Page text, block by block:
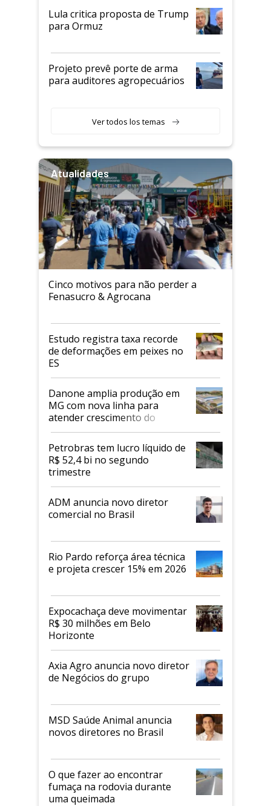
Lula critica proposta de Trump
para Ormuz
Projeto prevê porte de arma
para auditores agropecuários
Ver todos los temas
Atualidades
Cinco motivos para não perder a
Fenasucro & Agrocana
Estudo registra taxa recorde
de deformações em peixes no
ES
Danone amplia produção em
MG com nova linha para
atender crescimento do
mercado de alimentos
proteicos
Petrobras tem lucro líquido de
R$ 52,4 bi no segundo
trimestre
ADM anuncia novo diretor
comercial no Brasil
Rio Pardo reforça área técnica
e projeta crescer 15% em 2026
Expocachaça deve movimentar
R$ 30 milhões em Belo
Horizonte
Axia Agro anuncia novo diretor
de Negócios do grupo
MSD Saúde Animal anuncia
novos diretores no Brasil
O que fazer ao encontrar
fumaça na rodovia durante
uma queimada